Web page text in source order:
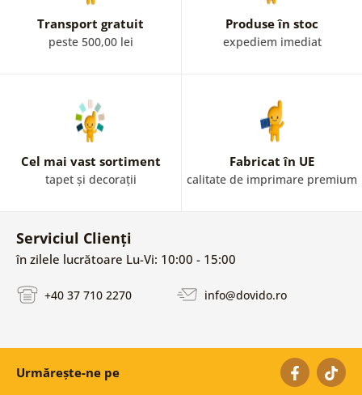
Transport gratuit
peste 500,00 lei
Produse în stoc
expediem imediat
Cel mai vast sortiment
tapet și decorații
Fabricat în UE
calitate de imprimare premium
Serviciul Clienți
în zilele lucrătoare Lu-Vi: 10:00 - 15:00
+40 37 710 2270 info@dovido.ro
Urmărește-ne pe